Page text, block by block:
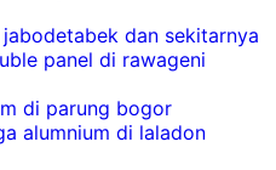
dan sekitarnya
panel di rawageni
di parung bogor
alumnium di laladon